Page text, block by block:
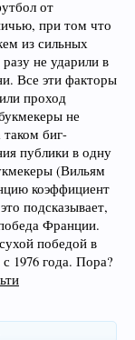
от
при том что
из сильных
не ударили в
Все эти факторы
проход
не
биг-
публики в одну
(Вильям
коэффициент
подсказывает,
Франции.
победой в
1976 года. Пора?